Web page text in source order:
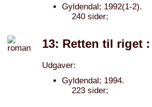
Gyldendal; 1992(1-2).
240 sider;
13: Retten til riget
Udgaver:
Gyldendal; 1994.
223 sider;